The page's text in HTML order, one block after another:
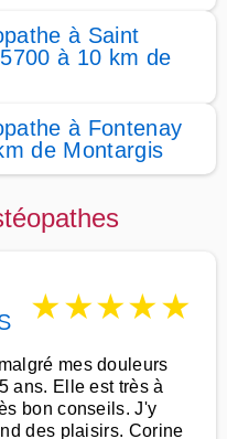
à Saint
à 10 km de
à Fontenay
de Montargis
★★★★★
mes douleurs
ans. Elle est très à
bon conseils. J'y
des plaisirs. Corine